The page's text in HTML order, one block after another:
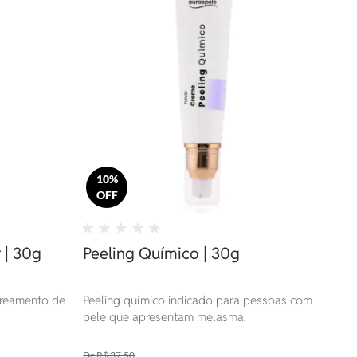
| 30g
de
10%
OFF
Peeling Químico | 30g
Peeling químico indicado para pessoas com
pele que apresentam melasma.